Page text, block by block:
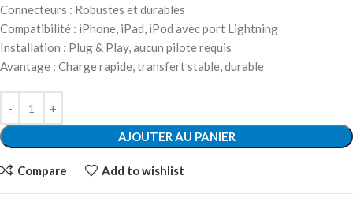
Connecteurs : Robustes et durables
Compatibilité : iPhone, iPad, iPod avec port Lightning
Installation : Plug & Play, aucun pilote requis
Avantage : Charge rapide, transfert stable, durable
AJOUTER AU PANIER
Compare Add to wishlist